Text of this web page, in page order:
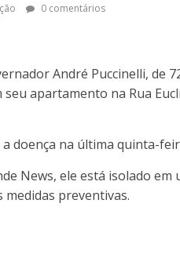
0 comentários
André Puccinelli, de
apartamento na Rua
doença na última quinta-
News, ele está isolado
medidas preventivas.